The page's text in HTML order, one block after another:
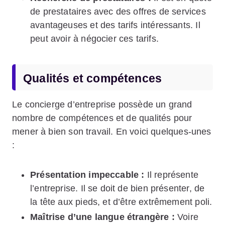
de prestataires avec des offres de services
avantageuses et des tarifs intéressants. Il
peut avoir à négocier ces tarifs.
Qualités et compétences
Le concierge d’entreprise possède un grand
nombre de compétences et de qualités pour
mener à bien son travail. En voici quelques-unes
:
Présentation impeccable : Il représente
l’entreprise. Il se doit de bien présenter, de
la tête aux pieds, et d’être extrêmement poli.
Maîtrise d’une langue étrangère : Voire